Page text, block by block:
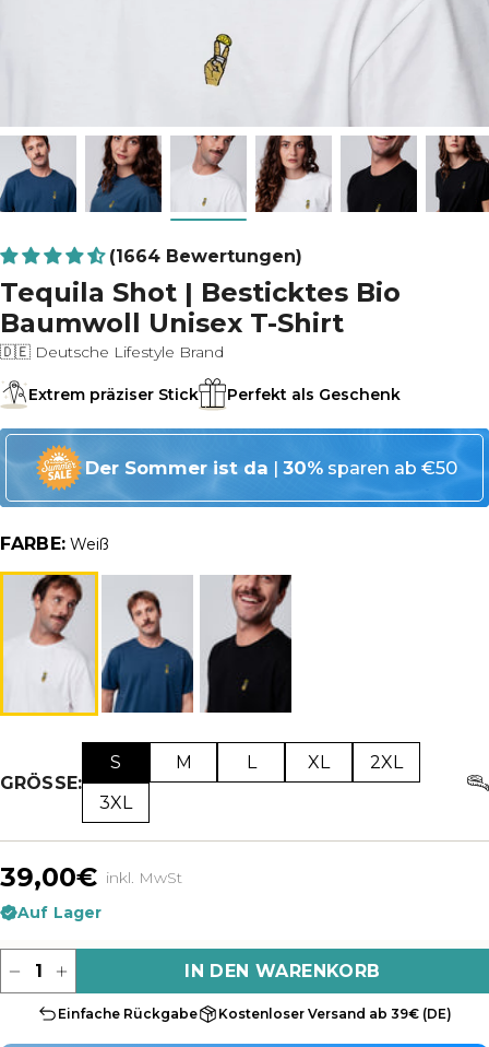
(1664 Bewertungen)
Tequila Shot | Besticktes Bio
Baumwoll Unisex T-Shirt
🇩🇪 Deutsche Lifestyle Brand
Extrem präziser Stick Perfekt als Geschenk
Der Sommer ist da | 30%sparen ab €50
FARBE: Weiß
GRÖSSE:
S M L XL
2XL
3XL
39,00€ inkl. MwSt
Auf Lager
IN DEN WARENKORB
Einfache Rückgabe Kostenloser Versand ab 39€ (DE)